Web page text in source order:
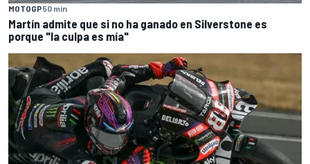
MOTOGP50 min
Martín admite que si no ha ganado en Silverstone es
porque "la culpa es mía"